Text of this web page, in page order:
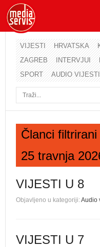
VIJESTI HRVATSKA
ZAGREB
INTERVJUI
SPORT
AUDIO VIJESTI
Članci
25 travnja
VIJESTI U 8
Objavljeno u kategoriji:Audio
VIJESTI U 7
Lozinka